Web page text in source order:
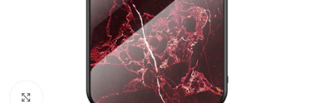
Click to enlarge